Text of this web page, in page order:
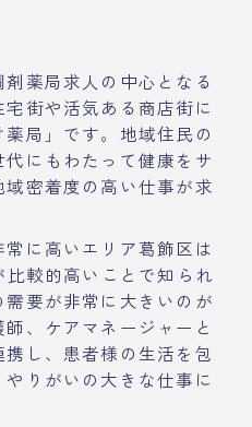
薬局求人の中心となる
街や活気ある商店街に
局」です。地域住民の
にもわたって健康をサ
密着度の高い仕事が求
に高いエリア葛飾区は
較的高いことで知られ
要が非常に大きいのが
、ケアマネージャーと
し、患者様の生活を包
りがいの大きな仕事に